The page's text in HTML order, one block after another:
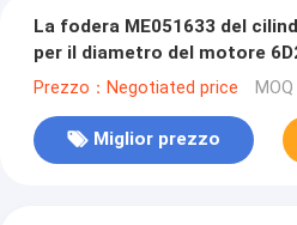
La fodera ME051633 del
per il diametro del motore
millimetri
Prezzo：Negotiated price
Miglior prezzo